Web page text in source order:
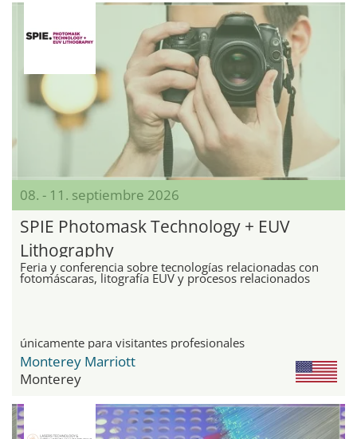
08. - 11. septiembre 2026
SPIE Photomask Technology + EUV
Lithography
Feria y conferencia sobre tecnologías relacionadas con
fotomáscaras, litografía EUV y procesos relacionados
únicamente para visitantes profesionales
Monterey Marriott
Monterey